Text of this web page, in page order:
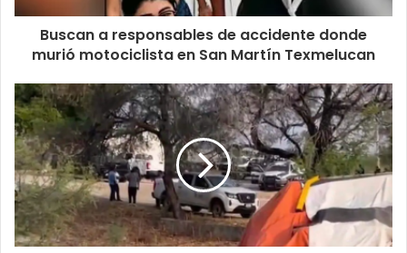
Buscan a responsables de accidente donde
murió motociclista en San Martín Texmelucan